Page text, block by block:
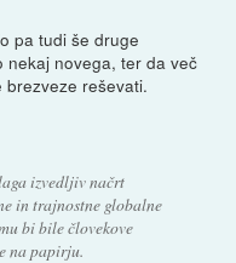
pa tudi še druge
nekaj novega, ter da več
brezveze reševati.
izvedljiv načrt
in trajnostne globalne
bi bile človekove
na papirju.